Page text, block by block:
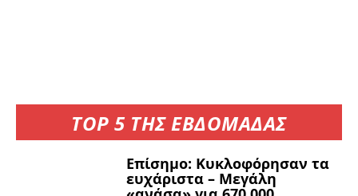
TOP 5 ΤΗΣ ΕΒΔΟΜΑΔΑΣ
Επίσημο: Κυκλοφόρησαν τα
ευχάριστα – Μεγάλη